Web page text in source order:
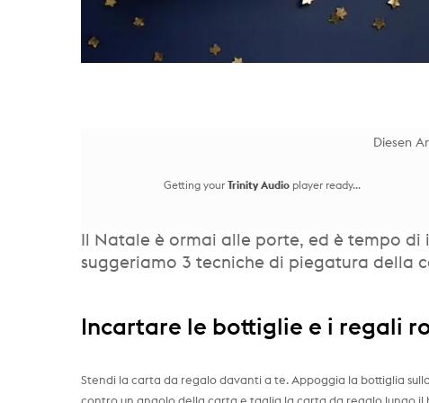
Diesen
Getting your Trinity Audio player ready...
Il Natale è ormai alle porte, ed è tempo
suggeriamo 3 tecniche di piegatura della
Incartare le bottiglie e i regali
Stendi la carta da regalo davanti a te. Appoggia la bottiglia